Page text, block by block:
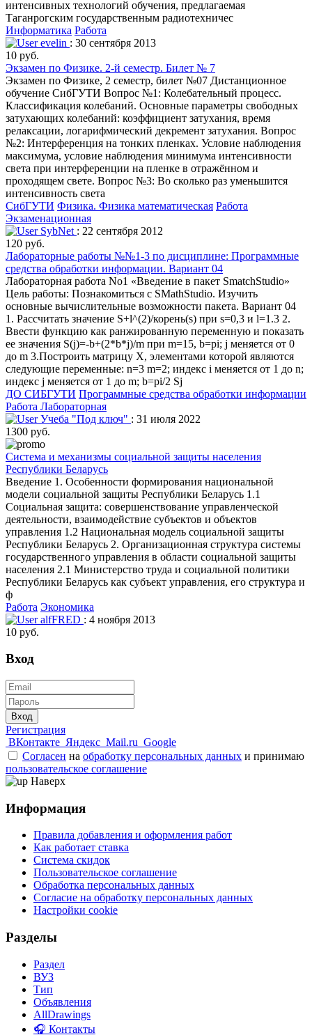
интенсивных технологий обучения, предлагаемая
Таганрогским государственным радиотехничес
Информатика Работа
evelin : 30 сентября 2013
10 руб.
Экзамен по Физике. 2-й семестр. Билет № 7
Экзамен по Физике, 2 семестр, билет №07 Дистанционное
обучение СибГУТИ Вопрос №1: Колебательный процесс.
Классификация колебаний. Основные параметры свободных
затухающих колебаний: коэффициент затухания, время
релаксации, логарифмический декремент затухания. Вопрос
№2: Интерференция на тонких пленках. Условие наблюдения
максимума, условие наблюдения минимума интенсивности
света при интерференции на пленке в отражённом и
проходящем свете. Вопрос №3: Во сколько раз уменьшится
интенсивность света
СибГУТИ Физика. Физика математическая Работа
Экзаменационная
SybNet : 22 сентября 2012
120 руб.
Лабораторные работы №№1-3 по дисциплине: Программные
средства обработки информации. Вариант 04
Лабораторная работа No1 «Введение в пакет SmatchStudio»
Цель работы: Познакомиться с SMathStudio. Изучить
основные вычислительные возможности пакета. Вариант 04
1. Рассчитать значение S+l^(2)/корень(s) при s=0,3 и l=1.3 2.
Ввести функцию как ранжированную переменную и показать
ее значения S(j)=-b+(2*b*j)/m при m=15, b=pi; j меняется от 0
до m 3.Построить матрицу X, элементами которой являются
следующие переменные: n=3 m=2; индекс i меняется от 1 до n;
индекс j меняется от 1 до m; b=pi/2 Sj
ДО СИБГУТИ Программные средства обработки информации
Работа Лабораторная
Учеба "Под ключ" : 31 июля 2022
1300 руб.
Система и механизмы социальной защиты населения
Республики Беларусь
Введение 1. Особенности формирования национальной
модели социальной защиты Республики Беларусь 1.1
Социальная защита: совершенствование управленческой
деятельности, взаимодействие субъектов и объектов
управления 1.2 Национальная модель социальной защиты
Республики Беларусь 2. Организационная структура системы
государственного управления в области социальной защиты
населения 2.1 Министерство труда и социальной политики
Республики Беларусь как субъект управления, его структура и
ф
Работа Экономика
alfFRED : 4 ноября 2013
10 руб.
Вход
Вход
Регистрация
ВКонтакте Яндекс Mail.ru Google
Согласен на обработку персональных данных и принимаю
пользовательское соглашение
Наверх
Информация
Правила добавления и оформления работ
Как работает ставка
Система скидок
Пользовательское соглашение
Обработка персональных данных
Согласие на обработку персональных данных
Настройки cookie
Разделы
Раздел
ВУЗ
Тип
Объявления
AllDrawings
🎧 Контакты